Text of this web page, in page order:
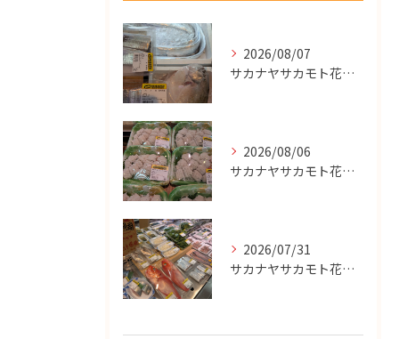
2026/08/07
サカナヤサカモト花園店
2026/08/06
サカナヤサカモト花園店
2026/07/31
サカナヤサカモト花園店